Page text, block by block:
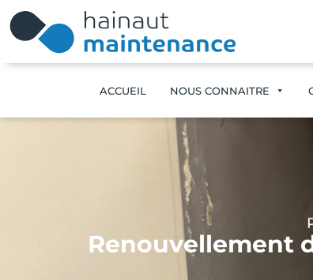
ACCUEIL NOUS CONNAITRE
Renouvellement